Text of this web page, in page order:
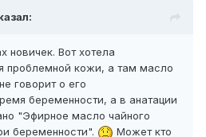
новичек. Вот хотела
проблемной кожи, а там масло
говорит о его
беременности, а в анатации
"Эфирное масло чайного
беременности".
Может кто